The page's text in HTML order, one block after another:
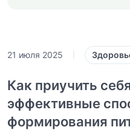
21 июля 2025
Как приучить
эффективные
формирования